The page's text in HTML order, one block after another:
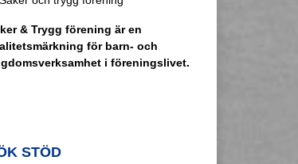
& Trygg förening är en
för barn- och
i föreningslivet.
STÖD